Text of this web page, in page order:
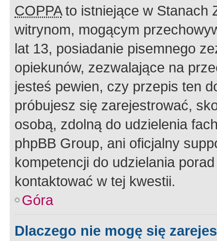
COPPAto istniejące w Stanach
witrynom, mogącym
lat 13, posiadanie pisemnego
opiekunów, zezwalające na
jesteś pewien, czy przepis ten
próbujesz się zarejestrować,
osobą, zdolną do udzielenia
phpBB Group, ani oficjalny
kompetencji do udzielania
kontaktować w tej kwestii.
Góra
Dlaczego nie mogę się